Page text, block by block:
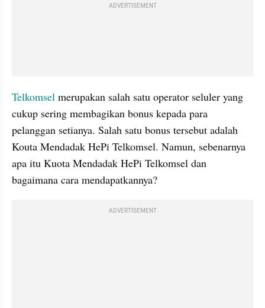
ADVERTISEMENT
Telkomsel merupakan salah satu operator seluler yang
cukup sering membagikan bonus kepada para
pelanggan setianya. Salah satu bonus tersebut adalah
Kouta Mendadak HePi Telkomsel. Namun, sebenarnya
apa itu Kuota Mendadak HePi Telkomsel dan
bagaimana cara mendapatkannya?
ADVERTISEMENT